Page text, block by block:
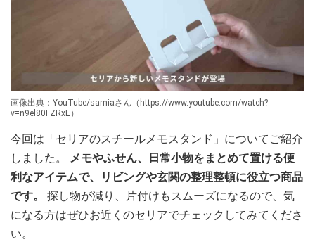
画像出典：YouTube/samiaさん（https://www.youtube.com/watch?
v=n9el80FZRxE）
今回は「セリアのスチールメモスタンド」についてご紹介
しました。 メモやふせん、日常小物をまとめて置ける便
利なアイテムで、リビングや玄関の整理整頓に役立つ商品
です。
探し物が減り、片付けもスムーズになるので、気
になる方はぜひお近くのセリアでチェックしてみてくださ
い。